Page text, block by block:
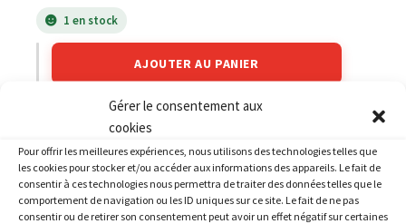
Gérer le consentement aux
cookies
Pour offrir les meilleures expériences, nous utilisons des technologies telles que
les cookies pour stocker et/ou accéder aux informations des appareils. Le fait de
consentir à ces technologies nous permettra de traiter des données telles que le
comportement de navigation ou les ID uniques sur ce site. Le fait de ne pas
consentir ou de retirer son consentement peut avoir un effet négatif sur certaines
1 en stock
AJOUTER AU PANIER
HONDA,HONDA 750 VFR